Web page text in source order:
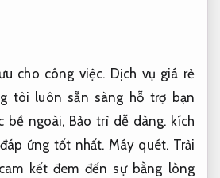
cho công việc. Dịch vụ giá rẻ
tôi luôn sẵn sàng hỗ trợ bạn
bề ngoài, Bảo trì dễ dàng. kích
ứng tốt nhất. Máy quét. Trải
kết đem đến sự bằng lòng